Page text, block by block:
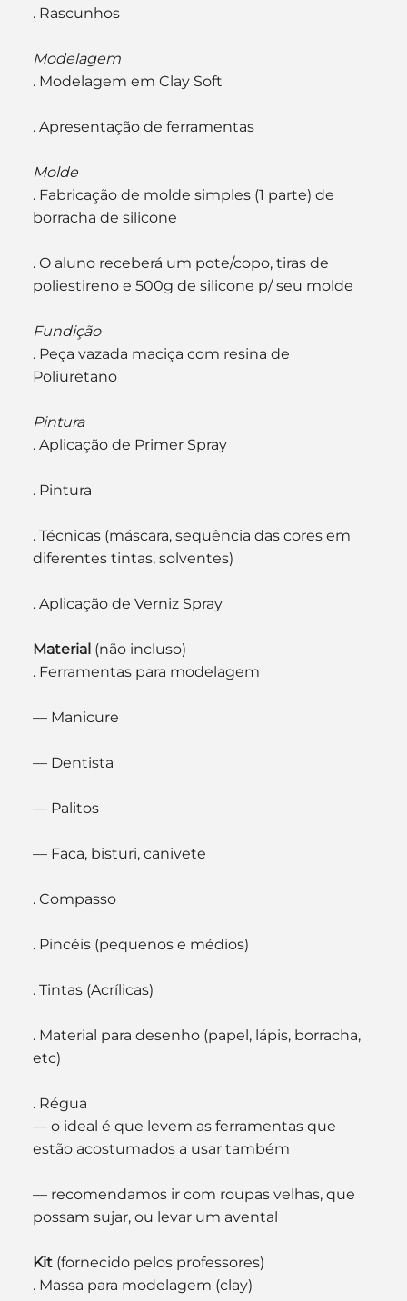
. Rascunhos
Modelagem
. Modelagem em Clay Soft
. Apresentação de ferramentas
Molde
. Fabricação de molde simples (1 parte) de
borracha de silicone
. O aluno receberá um pote/copo, tiras de
poliestireno e 500g de silicone p/ seu molde
Fundição
. Peça vazada maciça com resina de
Poliuretano
Pintura
. Aplicação de Primer Spray
. Pintura
. Técnicas (máscara, sequência das cores em
diferentes tintas, solventes)
. Aplicação de Verniz Spray
Material (não incluso)
. Ferramentas para modelagem
— Manicure
— Dentista
— Palitos
— Faca, bisturi, canivete
. Compasso
. Pincéis (pequenos e médios)
. Tintas (Acrílicas)
. Material para desenho (papel, lápis, borracha,
etc)
. Régua
— o ideal é que levem as ferramentas que
estão acostumados a usar também
— recomendamos ir com roupas velhas, que
possam sujar, ou levar um avental
Kit (fornecido pelos professores)
. Massa para modelagem (clay)